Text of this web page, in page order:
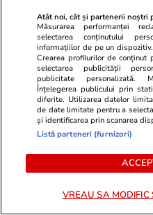
Ce vase de gătit îți
te muți singur –
care trebuie să le ai în
Lifestyle
Ulei de perilla – ce este
Atât noi, cât și partenerii noștri
Măsurarea performanței
selectarea conținutului
informațiilor de pe un
Crearea profilurilor de conținut
selectarea publicității
publicitate personalizată.
Înțelegerea publicului prin
diferite. Utilizarea datelor
de date limitate pentru a
și identificarea prin scanarea
Listă parteneri (furnizori)
VREAU SA